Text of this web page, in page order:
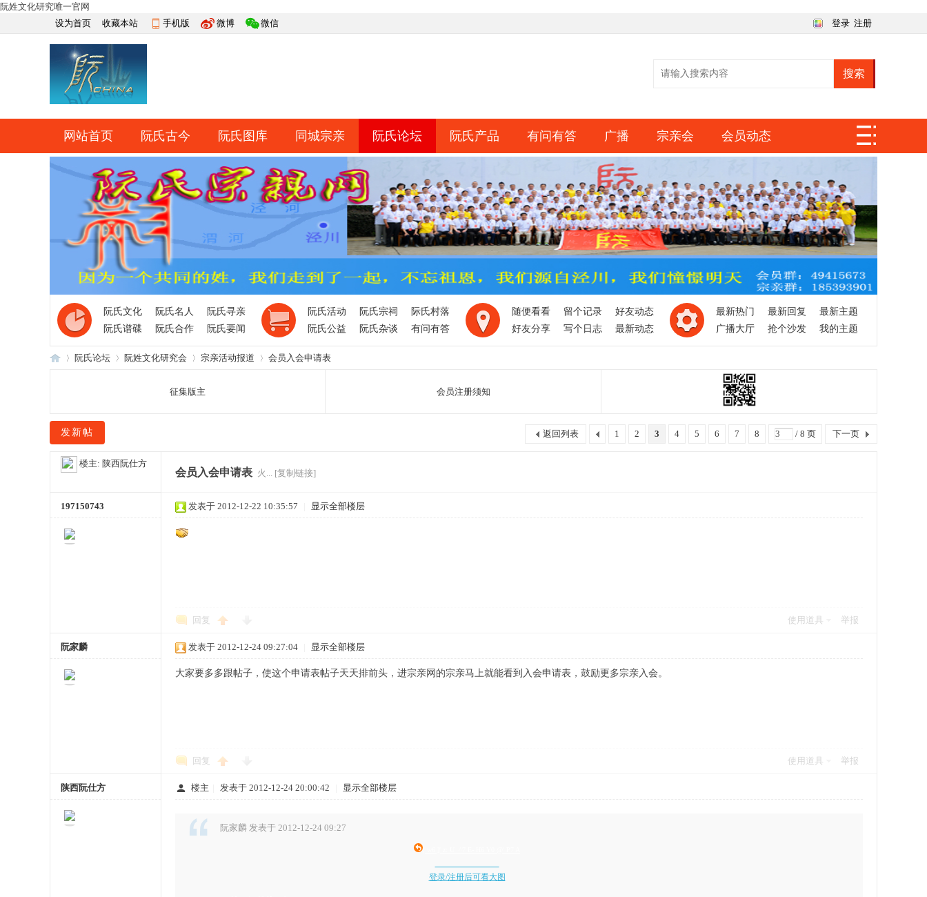
阮姓文化研究唯一官网
设为首页
收藏本站 手机版 微博 微信 登录 注册
搜索
快捷导航
网站首页 阮氏古今 阮氏图库 同城宗亲 阮氏论坛 阮氏产品 有问有答 广播 宗亲会 会员动态
网上祭祀 排行榜 导读 日志
阮氏文化 阮氏名人
阮氏寻亲
阮氏谱碟
阮氏合作 阮氏要闻
阮氏活动 阮氏宗祠
际氏村落
阮氏公益
阮氏杂谈 有问有答
随便看看 留个记录
好友动态
好友分享
写个日志 最新动态
最新热门 最新回复
最新主题
广播大厅
抢个沙发 我的主题
阮氏论坛 阮姓文化研究会 宗亲活动报道 会员入会申请表
征集版主 会员注册须知
1 2 3 4 5 6 7 8 / 8 页 下一页
返回列表
发新帖
楼主: 陕西阮仕方
会员入会申请表 火... [复制链接]
197150743 发表于 2012-12-22 10:35:57 显示全部楼层
回复 使用道具 举报
阮家麟 发表于 2012-12-24 09:27:04 显示全部楼层
大家要多多跟帖子，使这个申请表帖子天天排前头，进宗亲网的宗亲马上就能看到入会申请表，鼓励更多宗亲入会。
回复 使用道具 举报
陕西阮仕方 楼主 发表于 2012-12-24 20:00:42 显示全部楼层
阮家麟 发表于 2012-12-24 09:27
登录/注册后可看大图